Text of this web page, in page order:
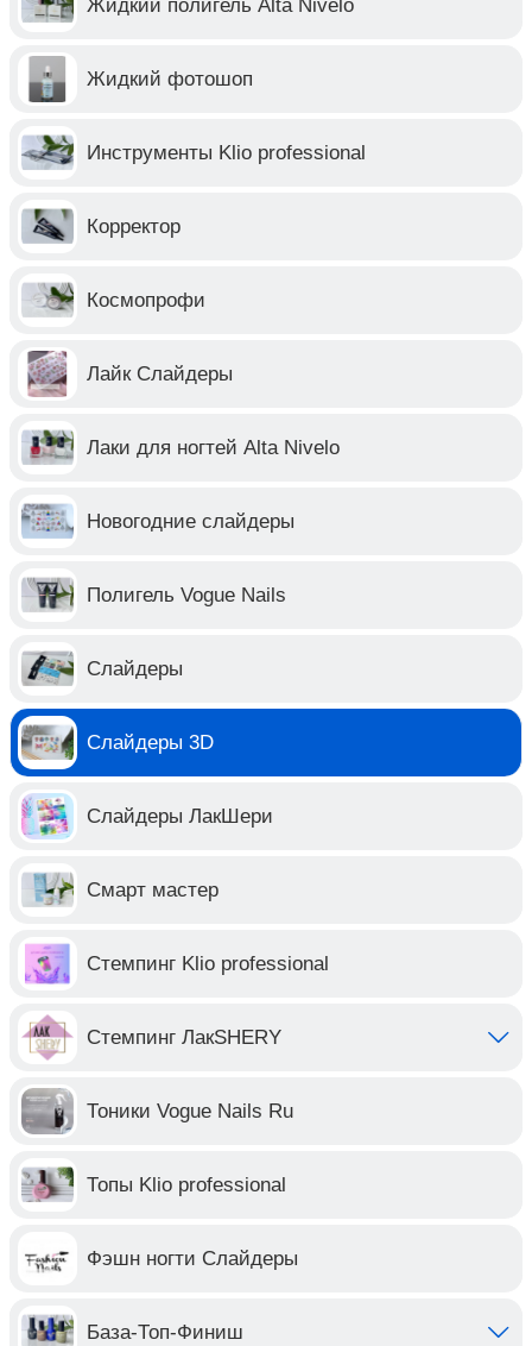
Жидкий полигель Alta Nivelo
Жидкий фотошоп
Инструменты Klio professional
Корректор
Космопрофи
Лайк Слайдеры
Лаки для ногтей Alta Nivelo
Новогодние слайдеры
Полигель Vogue Nails
Слайдеры
Слайдеры 3D
Слайдеры ЛакШери
Смарт мастер
Стемпинг Klio professional
Стемпинг ЛакSHERY
Тоники Vogue Nails Ru
Топы Klio professional
Фэшн ногти Слайдеры
База-Топ-Финиш